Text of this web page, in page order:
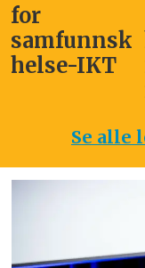
for
helse-IKT
Se alle